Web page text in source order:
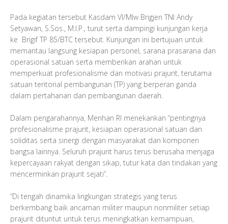
Pada kegiatan tersebut Kasdam VI/Mlw Brigjen TNI Andy
Setyawan, S.Sos., M.I.P., turut serta dampingi kunjungan kerja
ke Brigif TP 85/BTC tersebut. Kunjungan ini bertujuan untuk
memantau langsung kesiapan personel, sarana prasarana dan
operasional satuan serta memberikan arahan untuk
memperkuat profesionalisme dan motivasi prajurit, terutama
satuan teritorial pembangunan (TP) yang berperan ganda
dalam pertahanan dan pembangunan daerah.
Dalam pengarahannya, Menhan RI menekankan “pentingnya
profesionalisme prajurit, kesiapan operasional satuan dan
soliditas serta sinergi dengan masyarakat dan komponen
bangsa lainnya. Seluruh prajurit harus terus berusaha menjaga
kepercayaan rakyat dengan sikap, tutur kata dan tindakan yang
mencerminkan prajurit sejati”.
“Di tengah dinamika lingkungan strategis yang terus
berkembang baik ancaman militer maupun nonmiliter setiap
prajurit dituntut untuk terus meningkatkan kemampuan,